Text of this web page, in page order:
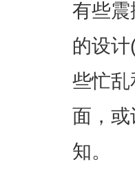
有些
的设
些忙
面，
知。